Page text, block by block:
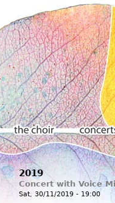
2019
Concert with Voice
Sat, 30/11/2019 - 19:00
The choir Concerts